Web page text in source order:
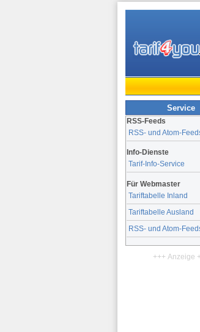
Service
RSS-Feeds
RSS- und Atom-
Info-Dienste
Tarif-Info-Service
Für Webmaster
Tariftabelle Inland
Tariftabelle Ausland
RSS- und Atom-
+++ Anzeige